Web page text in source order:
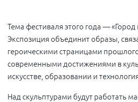
Тема фестиваля этого года —
Экспозиция объединит образы,
героическими страницами
современными достижениями в
искусстве, образовании и
Над скульптурами будут работать